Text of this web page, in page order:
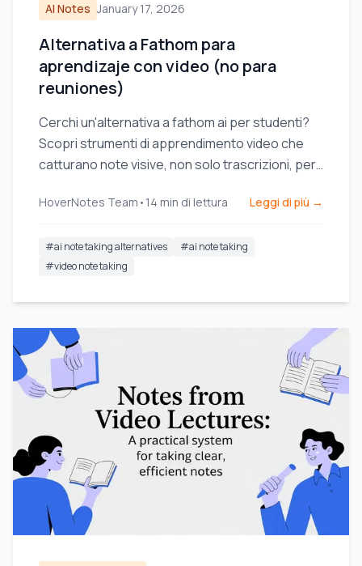
AI Notes January 17, 2026
Alternativa a Fathom para
aprendizaje con video (no para
reuniones)
Cerchi un'alternativa a fathom ai per studenti?
Scopri strumenti di apprendimento video che
catturano note visive, non solo trascrizioni, per
HoverNotes Team • 14 min di lettura Leggi di più →
#ai note taking alternatives #ai note taking
#video note taking